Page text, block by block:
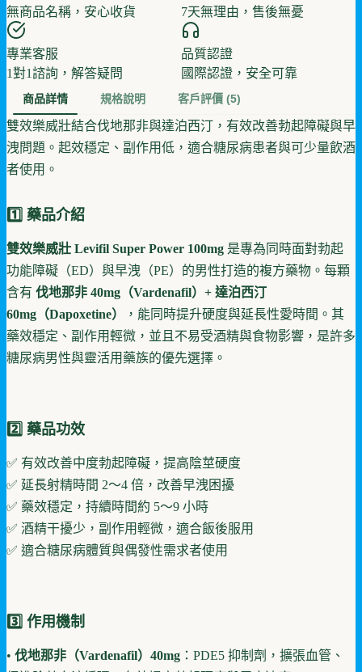
無商品名稱，安心收貨
7天無理由，售後無憂
專業客服
1對1諮詢，解答疑問
品質認證
國際認證，安全可靠
商品詳情 規格說明 客戶評價 (5)
雙效樂威壯結合伐地那非與達泊西汀，有效改善勃起障礙與早
洩問題。起效穩定、副作用低，適合糖尿病患者與可少量飲酒
者使用。
1️⃣ 藥品介紹
雙效樂威壯 Levifil Super Power 100mg 是專為同時面對勃起
功能障礙（ED）與早洩（PE）的男性打造的複方藥物。每顆
含有 伐地那非 40mg（Vardenafil）+ 達泊西汀
60mg（Dapoxetine）
，能同時提升硬度與延長性愛時間。其
藥效穩定、副作用輕微，並且不易受酒精與食物影響，是許多
糖尿病男性與靈活用藥族的優先選擇。
2️⃣ 藥品功效
✅ 有效改善中度勃起障礙，提高陰莖硬度
✅ 延長射精時間 2～4 倍，改善早洩困擾
✅ 藥效穩定，持續時間約 5～9 小時
✅ 酒精干擾少，副作用輕微，適合飯後服用
✅ 適合糖尿病體質與偶發性需求者使用
3️⃣ 作用機制
• 伐地那非（Vardenafil）40mg ：PDE5 抑制劑，擴張血管、